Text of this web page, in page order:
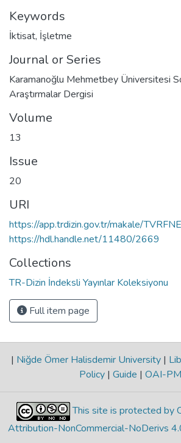
Keywords
İktisat, İşletme
Journal or Series
Karamanoğlu Mehmetbey Üniversitesi
Araştırmalar Dergisi
Volume
13
Issue
20
URI
https://app.trdizin.gov.tr/makale/
https://hdl.handle.net/11480/2669
Collections
TR-Dizin İndeksli Yayınlar Koleksiyonu
Full item page
| Niğde Ömer Halisdemir University |
Policy | Guide | OAI-
This site is protected by
Attribution-NonCommercial-NoDerivs